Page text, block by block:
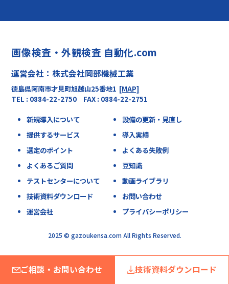
ご相談・お問い合わせ 技術資料ダウンロード
画像検査・外観検査 自動化.com
運営会社：株式会社岡部機械工業
徳島県阿南市才見町旭越山25番地1 [MAP]
TEL : 0884-22-2750 FAX : 0884-22-2751
新規導入について
設備の更新・見直し
提供するサービス
導入実績
選定のポイント
よくある失敗例
よくあるご質問
豆知識
テストセンターについて
動画ライブラリ
技術資料ダウンロード
お問い合わせ
運営会社
プライバシーポリシー
2025 © gazoukensa.com All Rights Reserved.